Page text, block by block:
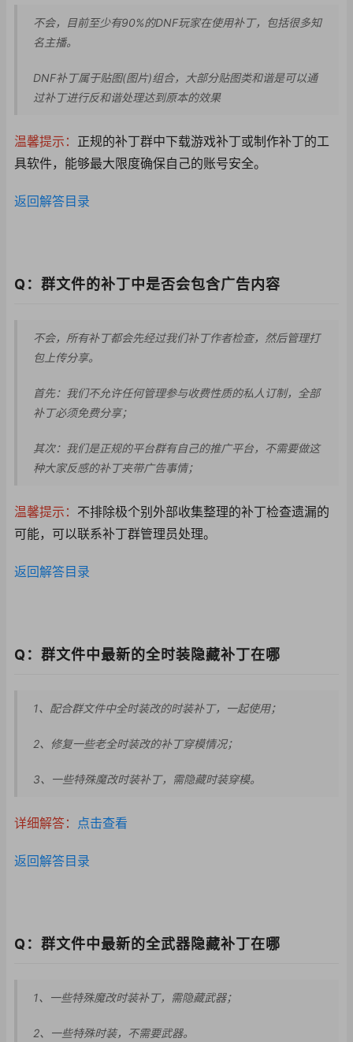
不会，目前至少有90%的DNF玩家在使用补丁，包括很多知
名主播。
DNF补丁属于贴图(图片)组合，大部分贴图类和谐是可以通
过补丁进行反和谐处理达到原本的效果
温馨提示： 正规的补丁群中下载游戏补丁或制作补丁的工
具软件，能够最大限度确保自己的账号安全。
返回解答目录
Q：群文件的补丁中是否会包含广告内容
不会，所有补丁都会先经过我们补丁作者检查，然后管理打
包上传分享。
首先：我们不允许任何管理参与收费性质的私 人订制，全部
补丁必须免费分享；
其次：我们是正规的平台群有自己的推广平台，不需要做这
种大家反感的补丁夹带广告事情；
温馨提示： 不排除极个别外部收集整理的补丁检查遗漏的
可能，可以联系补丁群管理员处理。
返回解答目录
Q：群文件中最新的全时装隐藏补丁在哪
1、配合群文件中全时装改的时装补丁，一起使用；
2、修复一些老全时装改的补丁穿模情况；
3、一些特殊魔改时装补丁，需隐藏时装穿模。
详细解答： 点击查看
返回解答目录
Q：群文件中最新的全武器隐藏补丁在哪
1、一些特殊魔改时装补丁，需隐藏武器；
2、一些特殊时装，不需要武器。